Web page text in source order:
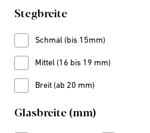
Stegbreite
Schmal (bis 15mm)
Refine by Stegbreite: Schmal
Mittel (16 bis 19 mm)
Refine by Stegbreite: Mittel (16
Breit (ab 20 mm)
Refine by Stegbreite: Breit (ab 20
Glasbreite (mm)